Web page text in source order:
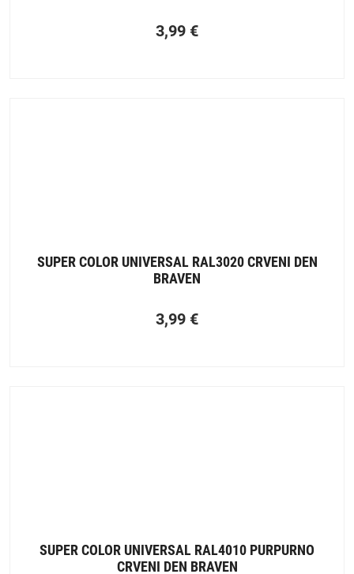
3,99 €
SUPER COLOR UNIVERSAL RAL3020 CRVENI DEN
BRAVEN
3,99 €
SUPER COLOR UNIVERSAL RAL4010 PURPURNO
CRVENI DEN BRAVEN